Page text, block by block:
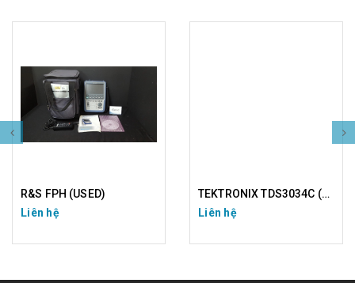
R&S FPH (USED)
Liên hệ
TEKTRONIX TDS3034C (USED)
Liên hệ